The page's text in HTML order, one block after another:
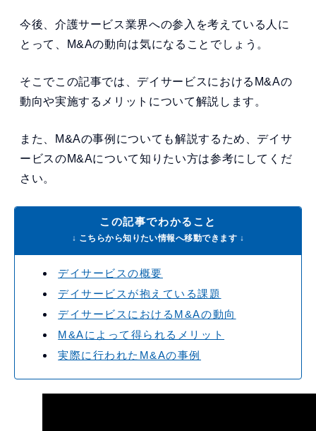
今後、介護サービス業界への参入を考えている人に
とって、M&Aの動向は気になることでしょう。
そこでこの記事では、デイサービスにおけるM&Aの
動向や実施するメリットについて解説します。
また、M&Aの事例についても解説するため、デイサ
ービスのM&Aについて知りたい方は参考にしてくだ
さい。
この記事でわかること
↓ こちらから知りたい情報へ移動できます ↓
デイサービスの概要
デイサービスが抱えている課題
デイサービスにおけるM&Aの動向
M&Aによって得られるメリット
実際に行われたM&Aの事例